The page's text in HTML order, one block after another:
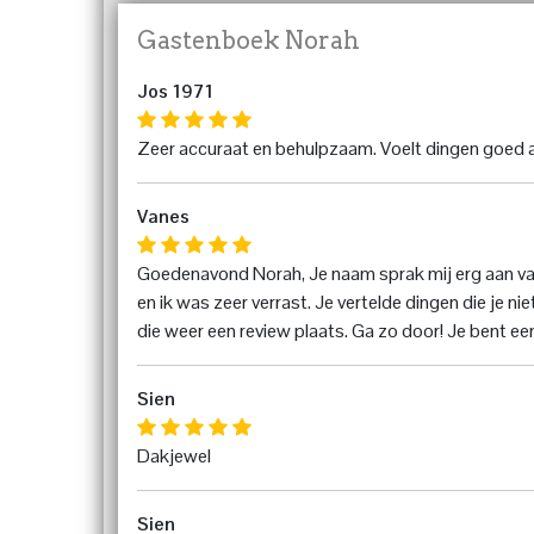
Gastenboek Norah
Jos 1971
Zeer accuraat en behulpzaam. Voelt dingen
Vanes
Goedenavond Norah, Je naam sprak mij erg aan
en ik was zeer verrast. Je vertelde dingen die je
die weer een review plaats. Ga zo door! Je bent
Sien
Dakjewel
Sien